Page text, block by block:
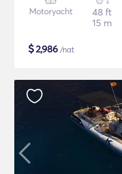
Motoryacht
48 ft
15 m
$2,986 /nat